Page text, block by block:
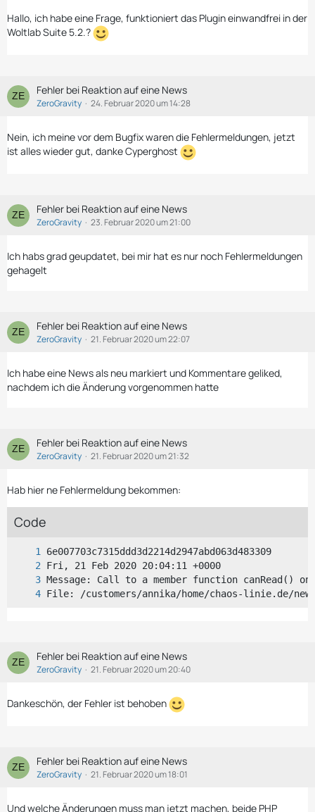
Fehlermeldung, dass die Sitzung abgelaufen sei; durch die vielen
Anfragen ist der Tab aber kaum noch benutzbar (siehe
angehängter Screenshot).
Hallo, ich habe eine Frage, funktioniert das Plugin einwandfrei in der
Woltlab Suite 5.2.?
Fehler bei Reaktion auf eine News
ZeroGravity 24. Februar 2020 um 14:28
Nein, ich meine vor dem Bugfix waren die Fehlermeldungen, jetzt
ist alles wieder gut, danke Cyperghost
Fehler bei Reaktion auf eine News
ZeroGravity 23. Februar 2020 um 21:00
Ich habs grad geupdatet, bei mir hat es nur noch Fehlermeldungen
gehagelt
Fehler bei Reaktion auf eine News
ZeroGravity 21. Februar 2020 um 22:07
Ich habe eine News als neu markiert und Kommentare geliked,
nachdem ich die Änderung vorgenommen hatte
Fehler bei Reaktion auf eine News
ZeroGravity 21. Februar 2020 um 21:32
Hab hier ne Fehlermeldung bekommen:
Code
File: /customers/annika/home/chaos-linie.de/
Fehler bei Reaktion auf eine News
ZeroGravity 21. Februar 2020 um 20:40
Dankeschön, der Fehler ist behoben
Fehler bei Reaktion auf eine News
ZeroGravity 21. Februar 2020 um 18:01
Und welche Änderungen muss man jetzt machen, beide PHP